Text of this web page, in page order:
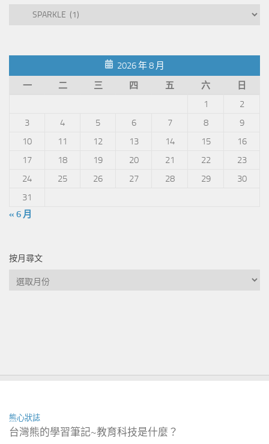
類
2026 年 8 月
一
二 三 四 五 六
日
1
2
3
4 5 6 7 8
9
10
11 12 13 14 15
16
17
18 19 20 21 22
23
24
25 26 27 28 29
30
31
« 6 月
按月尋文
按
熊心狀誌
台灣熊的學習筆記~教育科技是什麼？